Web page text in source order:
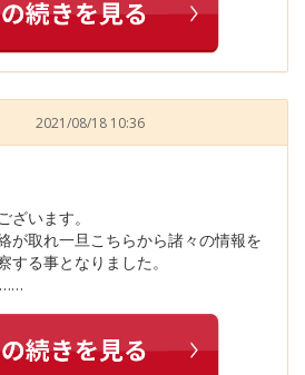
2021/08/18 10:36
ざいます。
が取れ一旦こちらから諸々の情報を
する事となりました。